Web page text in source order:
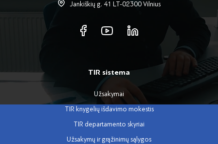
Jankiškių g. 41 LT-02300 Vilnius
TIR sistema
Užsakymai
TIR knygelių išdavimo mokestis
TIR departamento skyriai
Užsakymų ir grąžinimų sąlygos